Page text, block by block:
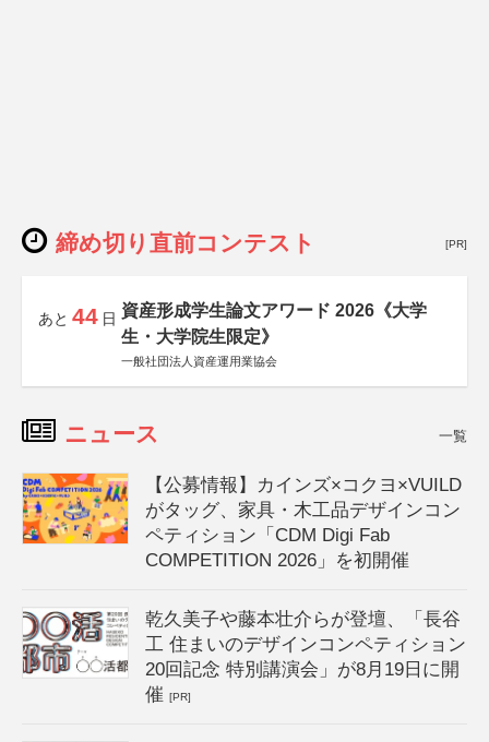
締め切り直前コンテスト [PR]
あと 44 日 資産形成学生論文アワード 2026《大学
生・大学院生限定》
一般社団法人資産運用業協会
ニュース 一覧
【公募情報】カインズ×コクヨ×VUILD
がタッグ、家具・木工品デザインコン
ペティション「CDM Digi Fab
COMPETITION 2026」を初開催
乾久美子や藤本壮介らが登壇、「長谷
工 住まいのデザインコンペティション
20回記念 特別講演会」が8月19日に開
催[PR]